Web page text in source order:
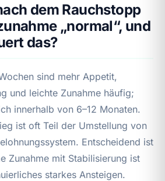
dem Rauchstopp
„normal“, und
das?
sind mehr Appetit,
und leichte Zunahme häufig;
innerhalb von 6–12 Monaten.
ist oft Teil der Umstellung von
Entscheidend ist
Zunahme mit Stabilisierung ist
starkes Ansteigen.